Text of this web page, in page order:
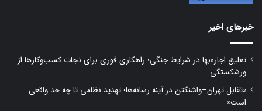
خبرهای اخیر
تعلیق اجاره‌بها در شرایط جنگی؛ راهکاری فوری برای نجات کسب‌وکارها از
ورشکستگی
«تقابل تهران–واشنگتن در آینه رسانه‌ها؛ تهدید نظامی تا چه حد واقعی
است»